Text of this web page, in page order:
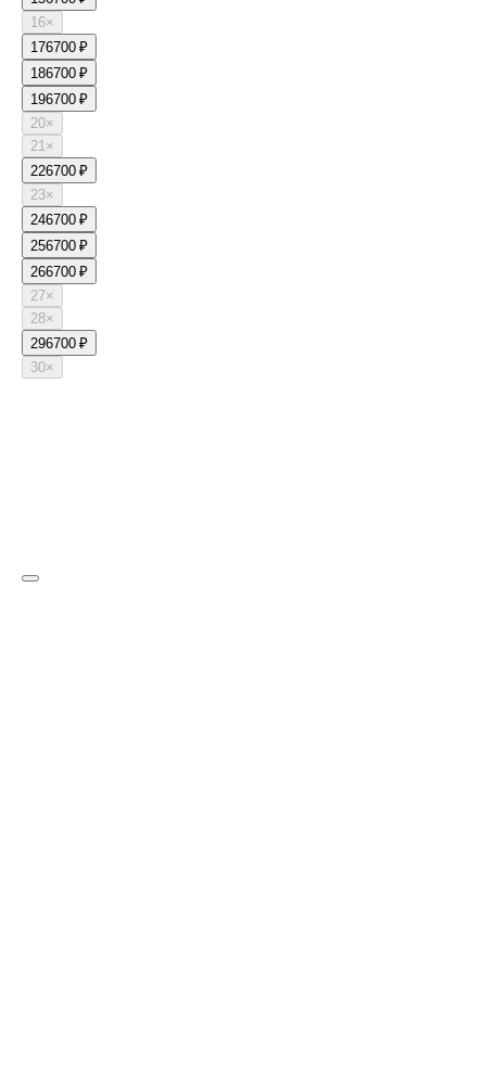
16×
176700 ₽
186700 ₽
196700 ₽
20×
21×
226700 ₽
23×
246700 ₽
256700 ₽
266700 ₽
27×
28×
296700 ₽
30×